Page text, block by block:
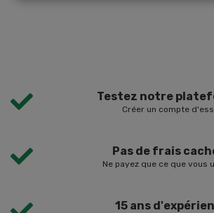
Testez notre
Créer un compte
Pas de frais
Ne payez que ce que vous
15 ans